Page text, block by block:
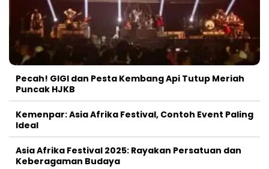
Pecah! GIGI dan Pesta Kembang Api Tutup Meriah
Puncak HJKB
Kemenpar: Asia Afrika Festival, Contoh Event Paling
Ideal
Asia Afrika Festival 2025: Rayakan Persatuan dan
Keberagaman Budaya